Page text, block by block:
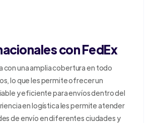
con FedEx
con una amplia cobertura en todo
lo que les permite ofrecer un
y eficiente para envíos dentro del
en logística les permite atender
de envío en diferentes ciudades y